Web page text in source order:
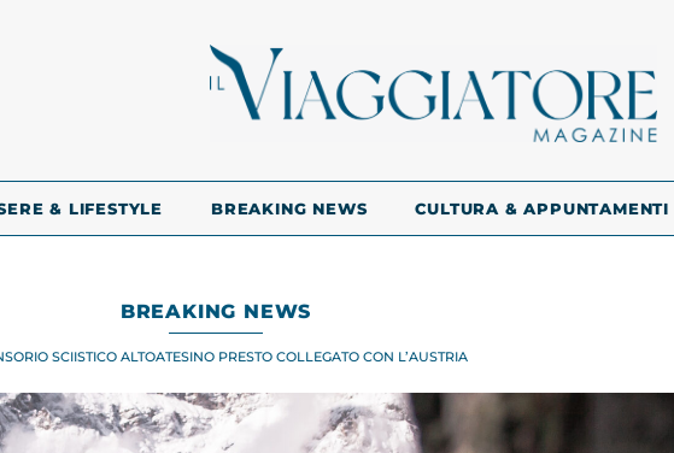
& LIFESTYLE BREAKING NEWS CULTURA & APPUNTAMENTI
BREAKING NEWS
SCIISTICO ALTOATESINO PRESTO COLLEGATO CON L’AUSTRIA